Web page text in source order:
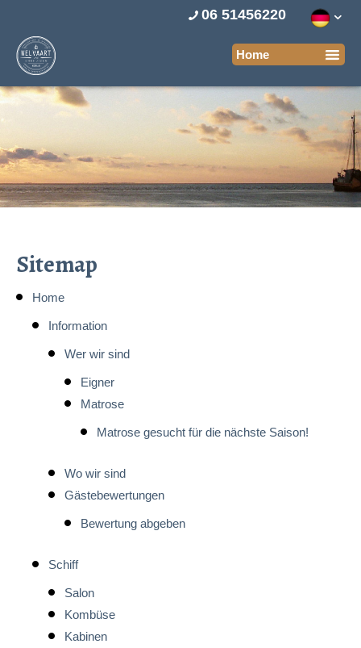
06 51456220
Sitemap
Home
Information
Wer wir sind
Eigner
Matrose
Matrose gesucht für die nächste Saison!
Wo wir sind
Gästebewertungen
Bewertung abgeben
Schiff
Salon
Kombüse
Kabinen